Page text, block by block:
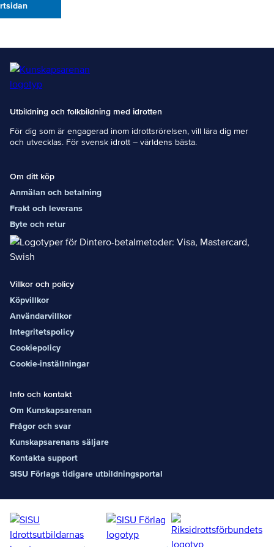
Utbildning och folkbildning med idrotten
För dig som är engagerad inom idrottsrörelsen, vill lära dig mer
och utvecklas. För svensk idrott – världens bästa.
Om ditt köp
Anmälan och betalning
Frakt och leverans
Byte och retur
Villkor och policy
Köpvillkor
Användarvillkor
Integritetspolicy
Cookiepolicy
Cookie-inställningar
Info och kontakt
Om Kunskapsarenan
Frågor och svar
Kunskapsarenans säljare
Kontakta support
SISU Förlags tidigare utbildningsportal